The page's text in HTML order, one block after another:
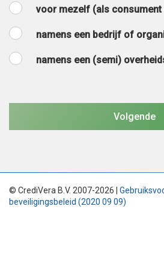
voor mezelf (als
namens een bedrijf of
namens een (semi)
© CrediVera B.V. 2007-2026 |
beveiligingsbeleid (2020 09 09)